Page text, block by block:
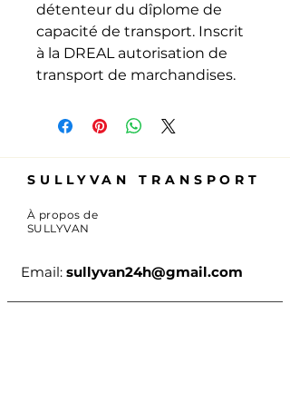
détenteur du dîplome de
capacité de transport. Inscrit
à la DREAL autorisation de
transport de marchandises.
SULLYVAN TRANSPORT
À propos de
SULLYVAN
Email: sullyvan24h@gmail.com